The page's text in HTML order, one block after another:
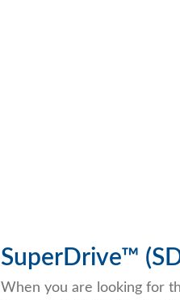
SuperDrive™
When you are looking for